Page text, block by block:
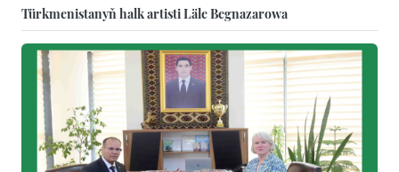
Türkmenistanyň halk artisti Läle Begnazarowa